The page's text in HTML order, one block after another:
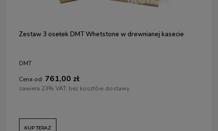
Zestaw 3 osełek DMT Whetstone w drewnianej kasecie
DMT
Cena od: 761,00 zł
zawiera 23% VAT, bez kosztów dostawy
KUP TERAZ